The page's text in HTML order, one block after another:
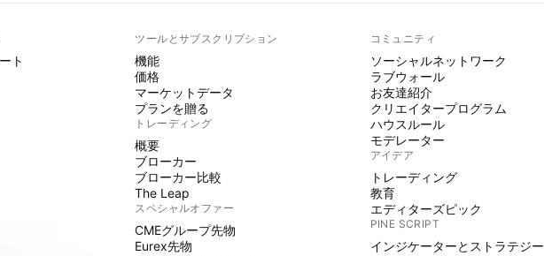
ト
ツールとサブスクリプション
機能
価格
マーケットデータ
プランを贈る
トレーディング
概要
ブローカー
ブローカー比較
The Leap
スペシャルオファー
CMEグループ先物
Eurex先物
コミュニティ
ソーシャルネットワーク
ラブウォール
お友達紹介
クリエイタープログラム
ハウスルール
モデレーター
アイデア
トレーディング
教育
エディターズピック
PINE SCRIPT
インジケーターとストラテジー